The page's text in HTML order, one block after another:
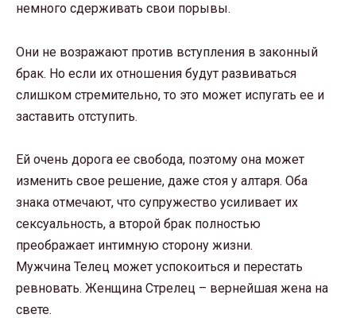
немного сдерживать свои порывы.
Они не возражают против вступления в законный
брак. Но если их отношения будут развиваться
слишком стремительно, то это может испугать ее и
заставить отступить.
Ей очень дорога ее свобода, поэтому она может
изменить свое решение, даже стоя у алтаря. Оба
знака отмечают, что супружество усиливает их
сексуальность, а второй брак полностью
преображает интимную сторону жизни.
Мужчина Телец может успокоиться и перестать
ревновать. Женщина Стрелец – вернейшая жена на
свете.